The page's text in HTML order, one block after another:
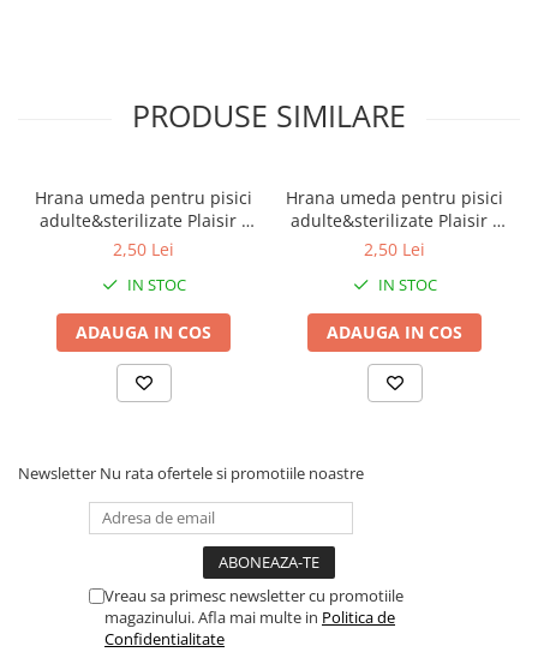
PRODUSE SIMILARE
Hrana umeda pentru pisici
adulte&sterilizate Plaisir -
vita&curcan 100g
2,50 Lei
IN STOC
ADAUGA IN COS
Hrana umeda pentru pisici
adulte&sterilizate Plaisir -
pui&ficat 100g
2,50 Lei
IN STOC
ADAUGA IN COS
Newsletter Nu rata ofertele si promotiile noastre
Vreau sa primesc newsletter cu promotiile
magazinului. Afla mai multe in Politica de
Confidentialitate